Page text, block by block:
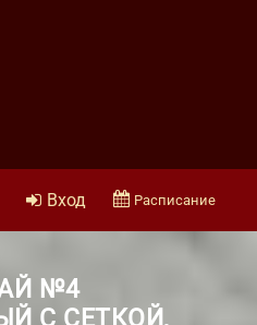
Вход Расписание
№4
С СЕТКОЙ,